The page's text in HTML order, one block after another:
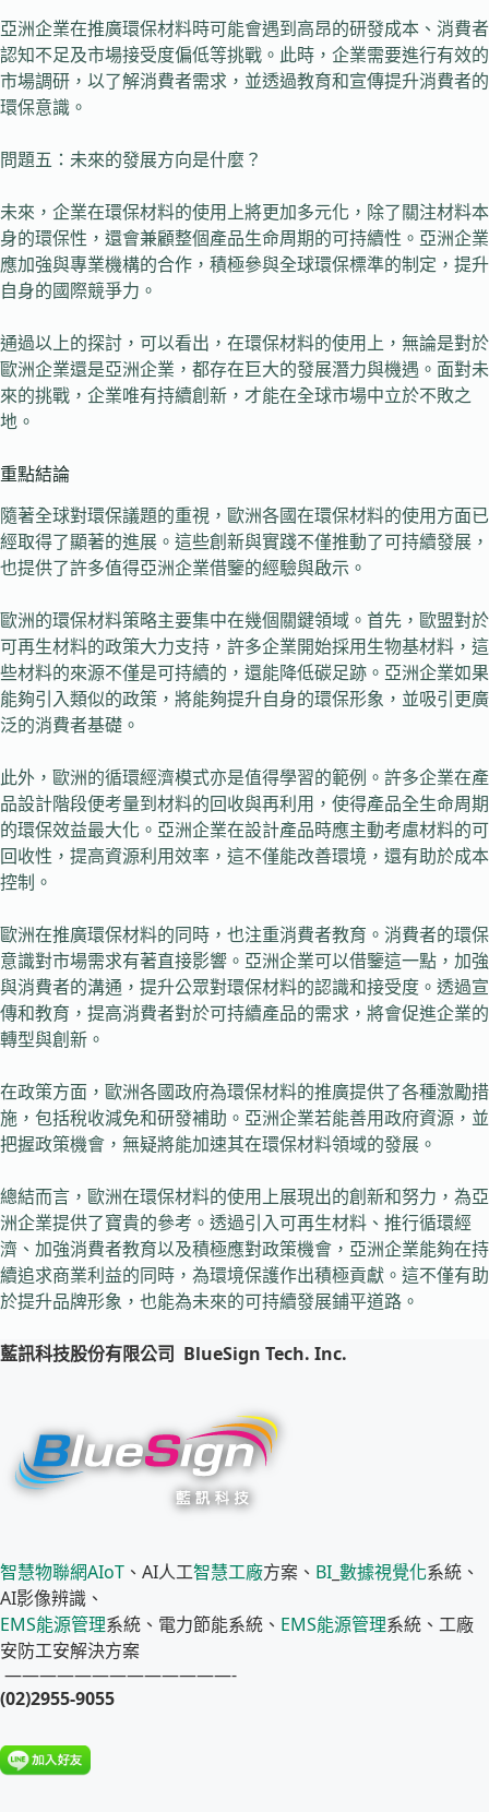
亞洲企業在推廣環保材料時可能會遇到高昂的研發成本、消費者
認知不足及市場接受度偏低等挑戰。此時，企業需要進行有效的
市場調研，以了解消費者需求，並透過教育和宣傳提升消費者的
環保意識。
問題五：未來的發展方向是什麼？
未來，企業在環保材料的使用上將更加多元化，除了關注材料本
身的環保性，還會兼顧整個產品生命周期的可持續性。亞洲企業
應加強與專業機構的合作，積極參與全球環保標準的制定，提升
自身的國際競爭力。
通過以上的探討，可以看出，在環保材料的使用上，無論是對於
歐洲企業還是亞洲企業，都存在巨大的發展潛力與機遇。面對未
來的挑戰，企業唯有持續創新，才能在全球市場中立於不敗之
地。
重點結論
隨著全球對環保議題的重視，歐洲各國在環保材料的使用方面已
經取得了顯著的進展。這些創新與實踐不僅推動了可持續發展，
也提供了許多值得亞洲企業借鑒的經驗與啟示。
歐洲的環保材料策略主要集中在幾個關鍵領域。首先，歐盟對於
可再生材料的政策大力支持，許多企業開始採用生物基材料，這
些材料的來源不僅是可持續的，還能降低碳足跡。亞洲企業如果
能夠引入類似的政策，將能夠提升自身的環保形象，並吸引更廣
泛的消費者基礎。
此外，歐洲的循環經濟模式亦是值得學習的範例。許多企業在產
品設計階段便考量到材料的回收與再利用，使得產品全生命周期
的環保效益最大化。亞洲企業在設計產品時應主動考慮材料的可
回收性，提高資源利用效率，這不僅能改善環境，還有助於成本
控制。
歐洲在推廣環保材料的同時，也注重消費者教育。消費者的環保
意識對市場需求有著直接影響。亞洲企業可以借鑒這一點，加強
與消費者的溝通，提升公眾對環保材料的認識和接受度。透過宣
傳和教育，提高消費者對於可持續產品的需求，將會促進企業的
轉型與創新。
在政策方面，歐洲各國政府為環保材料的推廣提供了各種激勵措
施，包括稅收減免和研發補助。亞洲企業若能善用政府資源，並
把握政策機會，無疑將能加速其在環保材料領域的發展。
總結而言，歐洲在環保材料的使用上展現出的創新和努力，為亞
洲企業提供了寶貴的參考。透過引入可再生材料、推行循環經
濟、加強消費者教育以及積極應對政策機會，亞洲企業能夠在持
續追求商業利益的同時，為環境保護作出積極貢獻。這不僅有助
於提升品牌形象，也能為未來的可持續發展鋪平道路。
藍訊科技股份有限公司 BlueSign Tech. Inc.
智慧物聯網AIoT 、AI人工智慧工廠方案、 BI 數據視覺化系統、
AI影像辨識、
EMS能源管理系統、電力節能系統、 EMS能源管理系統、工廠
安防工安解決方案
—————————————-
(02)2955-9055